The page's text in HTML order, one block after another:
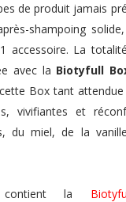
de produit jamais
shampoing
accessoire. La
avec la Biotyfull
Box tant
vivifiantes et
du miel, de la
la